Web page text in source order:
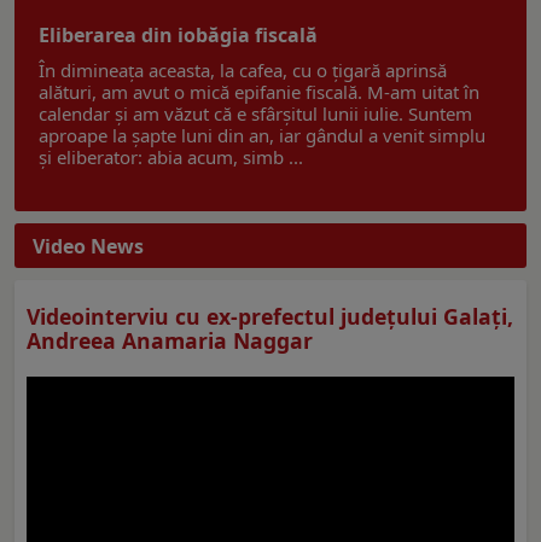
Eliberarea din iobăgia fiscală
În dimineața aceasta, la cafea, cu o țigară aprinsă
alături, am avut o mică epifanie fiscală. M-am uitat în
calendar și am văzut că e sfârșitul lunii iulie. Suntem
aproape la șapte luni din an, iar gândul a venit simplu
și eliberator: abia acum, simb ...
Video News
Videointerviu cu ex-prefectul judeţului Galaţi,
Andreea Anamaria Naggar